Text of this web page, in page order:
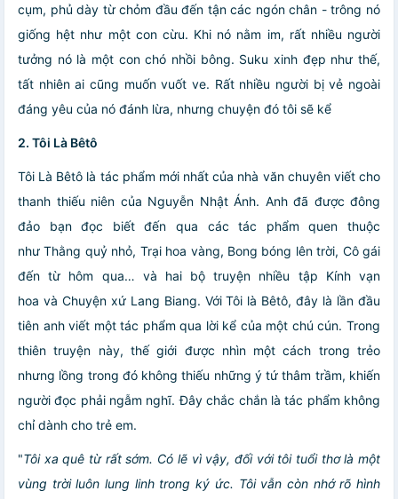
cụm, phủ dày từ chỏm đầu đến tận các ngón chân - trông nó
giống hệt như một con cừu. Khi nó nằm im, rất nhiều người
tưởng nó là một con chó nhồi bông. Suku xinh đẹp như thế,
tất nhiên ai cũng muốn vuốt ve. Rất nhiều người bị vẻ ngoài
đáng yêu của nó đánh lừa, nhưng chuyện đó tôi sẽ kể
2. Tôi Là Bêtô
Tôi Là Bêtô là tác phẩm mới nhất của nhà văn chuyên viết cho
thanh thiếu niên của Nguyễn Nhật Ánh. Anh đã được đông
đảo bạn đọc biết đến qua các tác phẩm quen thuộc
như Thằng quỷ nhỏ, Trại hoa vàng, Bong bóng lên trời, Cô gái
đến từ hôm qua… và hai bộ truyện nhiều tập Kính vạn
hoa và Chuyện xứ Lang Biang. Với Tôi là Bêtô, đây là lần đầu
tiên anh viết một tác phẩm qua lời kể của một chú cún. Trong
thiên truyện này, thế giới được nhìn một cách trong trẻo
nhưng lồng trong đó không thiếu những ý tứ thâm trầm, khiến
người đọc phải ngẫm nghĩ. Đây chắc chắn là tác phẩm không
chỉ dành cho trẻ em.
"Tôi xa quê từ rất sớm. Có lẽ vì vậy, đối với tôi tuổi thơ là một
vùng trời luôn lung linh trong ký ức. Tôi vẫn còn nhớ rõ hình